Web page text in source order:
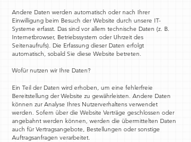
Andere Daten werden automatisch oder nach Ihrer
Einwilligung beim Besuch der Website durch unsere IT-
Systeme erfasst. Das sind vor allem technische Daten (z. B.
Internetbrowser, Betriebssystem oder Uhrzeit des
Seitenaufrufs). Die Erfassung dieser Daten erfolgt
automatisch, sobald Sie diese Website betreten.
Wofür nutzen wir Ihre Daten?
Ein Teil der Daten wird erhoben, um eine fehlerfreie
Bereitstellung der Website zu gewährleisten. Andere Daten
können zur Analyse Ihres Nutzerverhaltens verwendet
werden. Sofern über die Website Verträge geschlossen oder
angebahnt werden können, werden die übermittelten Daten
auch für Vertragsangebote, Bestellungen oder sonstige
Auftragsanfragen verarbeitet.